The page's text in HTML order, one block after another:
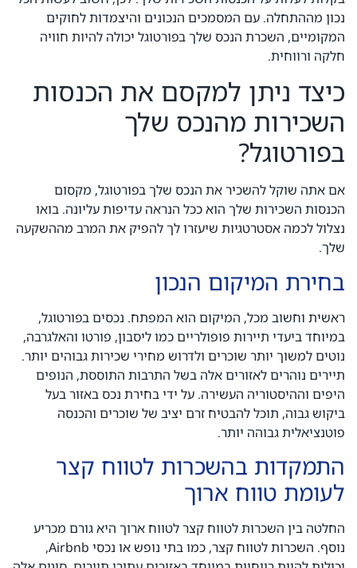
נכון מההתחלה. עם המסמכים הנכונים והיצמדות לחוקים
המקומיים, השכרת הנכס שלך בפורטוגל יכולה להיות חוויה
חלקה ורווחית.
כיצד ניתן למקסם את הכנסות
השכירות מהנכס שלך
בפורטוגל?
אם אתה שוקל להשכיר את הנכס שלך בפורטוגל, מקסום
הכנסות השכירות שלך הוא ככל הנראה עדיפות עליונה. בואו
נצלול לכמה אסטרטגיות שיעזרו לך להפיק את המרב מההשקעה
שלך.
בחירת המיקום הנכון
ראשית וחשוב מכל, המיקום הוא המפתח. נכסים בפורטוגל,
במיוחד ביעדי תיירות פופולריים כמו ליסבון, פורטו והאלגרבה,
נוטים למשוך יותר שוכרים ולדרוש מחירי שכירות גבוהים יותר.
תיירים נוהרים לאזורים אלה בשל התרבות התוססת, הנופים
היפים וההיסטוריה העשירה. על ידי בחירת נכס באזור בעל
ביקוש גבוה, תוכל להבטיח זרם יציב של שוכרים והכנסה
פוטנציאלית גבוהה יותר.
התמקדות בהשכרות לטווח קצר
לעומת טווח ארוך
החלטה בין השכרות לטווח קצר לטווח ארוך היא גורם מכריע
נוסף. השכרות לטווח קצר, כמו בתי נופש או נכסי Airbnb,